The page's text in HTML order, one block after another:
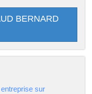
BERNARD
sur